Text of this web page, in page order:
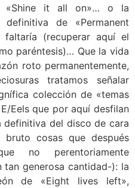
«Shine it all on»… o la
de «Permanent
(recuperar aquí el
paréntesis)… Que la vida
roto permanentemente,
tratamos señalar
colección de «temas
Eels que por aquí desfilan
definitiva del disco de cara
cosas que después
no perentoriamente
tan generosa cantidad-): la
de «Eight lives left»,